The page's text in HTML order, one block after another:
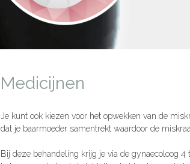
Medicijnen
Je kunt ook kiezen voor het opwekken van de
dat je baarmoeder samentrekt waardoor de
Bij deze behandeling krijg je via de gynaecoloog